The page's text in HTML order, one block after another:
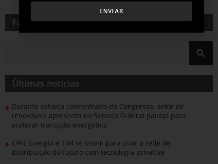
Faça uma pesquisa​​
Últimas notícias
Durante esforço concentrado do Congresso, setor de
renováveis apresenta no Senado Federal pautas para
acelerar transição energética
CPFL Energia e TIM se unem para criar a rede de
distribuição do futuro com tecnologia privativa
ENVIAR